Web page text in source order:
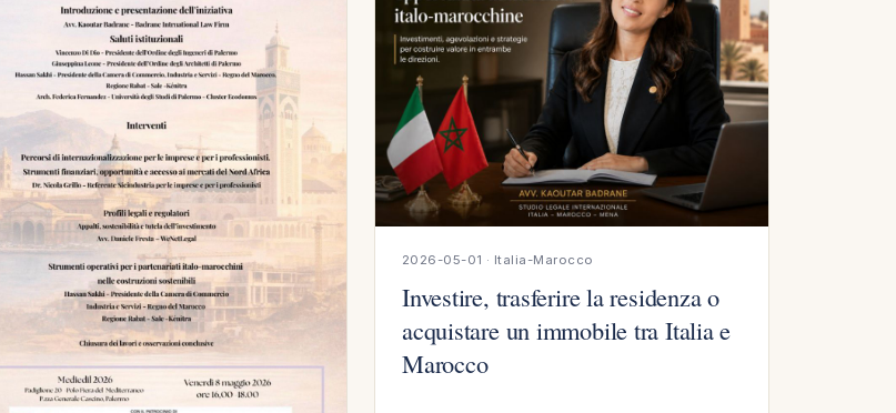
2026-05-01 · Italia-Marocco
Investire, trasferire la residenza o
acquistare un immobile tra Italia e
Marocco